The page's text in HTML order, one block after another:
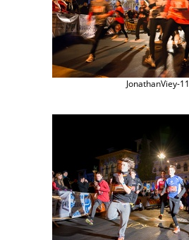
JonathanViey-11